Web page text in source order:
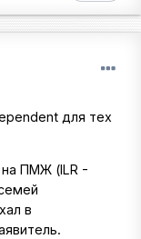
для тех
на ПМЖ (ILR -
в